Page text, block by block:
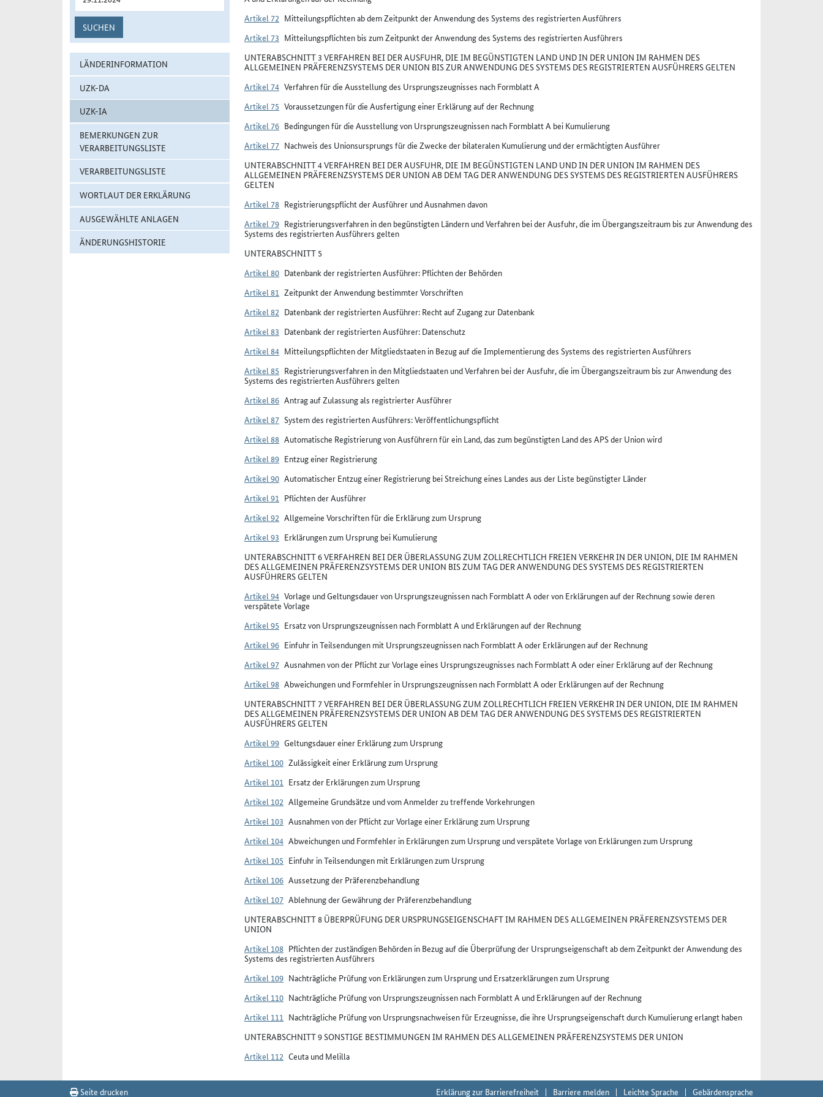
SUCHEN
LÄNDERINFORMATION
UZK-DA
UZK-IA
BEMERKUNGEN ZUR
VERARBEITUNGSLISTE
VERARBEITUNGSLISTE
WORTLAUT DER ERKLÄRUNG
AUSGEWÄHLTE ANLAGEN
ÄNDERUNGSHISTORIE
Artikel 72 Mitteilungspflichten ab dem Zeitpunkt der Anwendung des Systems des registrierten Ausführers
Artikel 73 Mitteilungspflichten bis zum Zeitpunkt der Anwendung des Systems des registrierten Ausführers
UNTERABSCHNITT 3 VERFAHREN BEI DER AUSFUHR, DIE IM BEGÜNSTIGTEN LAND UND IN DER UNION IM RAHMEN DES
ALLGEMEINEN PRÄFERENZSYSTEMS DER UNION BIS ZUR ANWENDUNG DES SYSTEMS DES REGISTRIERTEN AUSFÜHRERS GELTEN
Artikel 74 Verfahren für die Ausstellung des Ursprungszeugnisses nach Formblatt A
Artikel 75 Voraussetzungen für die Ausfertigung einer Erklärung auf der Rechnung
Artikel 76 Bedingungen für die Ausstellung von Ursprungszeugnissen nach Formblatt A bei Kumulierung
Artikel 77 Nachweis des Unionsursprungs für die Zwecke der bilateralen Kumulierung und der ermächtigten Ausführer
UNTERABSCHNITT 4 VERFAHREN BEI DER AUSFUHR, DIE IM BEGÜNSTIGTEN LAND UND IN DER UNION IM RAHMEN DES
ALLGEMEINEN PRÄFERENZSYSTEMS DER UNION AB DEM TAG DER ANWENDUNG DES SYSTEMS DES REGISTRIERTEN AUSFÜHRERS
GELTEN
Artikel 78 Registrierungspflicht der Ausführer und Ausnahmen davon
Artikel 79 Registrierungsverfahren in den begünstigten Ländern und Verfahren bei der Ausfuhr, die im Übergangszeitraum bis zur Anwendung des
Systems des registrierten Ausführers gelten
UNTERABSCHNITT 5
Artikel 80 Datenbank der registrierten Ausführer: Pflichten der Behörden
Artikel 81 Zeitpunkt der Anwendung bestimmter Vorschriften
Artikel 82 Datenbank der registrierten Ausführer: Recht auf Zugang zur Datenbank
Artikel 83 Datenbank der registrierten Ausführer: Datenschutz
Artikel 84 Mitteilungspflichten der Mitgliedstaaten in Bezug auf die Implementierung des Systems des registrierten Ausführers
Artikel 85 Registrierungsverfahren in den Mitgliedstaaten und Verfahren bei der Ausfuhr, die im Übergangszeitraum bis zur Anwendung des
Systems des registrierten Ausführers gelten
Artikel 86 Antrag auf Zulassung als registrierter Ausführer
Artikel 87 System des registrierten Ausführers: Veröffentlichungspflicht
Artikel 88 Automatische Registrierung von Ausführern für ein Land, das zum begünstigten Land des APS der Union wird
Artikel 89 Entzug einer Registrierung
Artikel 90 Automatischer Entzug einer Registrierung bei Streichung eines Landes aus der Liste begünstigter Länder
Artikel 91 Pflichten der Ausführer
Artikel 92 Allgemeine Vorschriften für die Erklärung zum Ursprung
Artikel 93 Erklärungen zum Ursprung bei Kumulierung
UNTERABSCHNITT 6 VERFAHREN BEI DER ÜBERLASSUNG ZUM ZOLLRECHTLICH FREIEN VERKEHR IN DER UNION, DIE IM RAHMEN
DES ALLGEMEINEN PRÄFERENZSYSTEMS DER UNION BIS ZUM TAG DER ANWENDUNG DES SYSTEMS DES REGISTRIERTEN
AUSFÜHRERS GELTEN
Artikel 94 Vorlage und Geltungsdauer von Ursprungszeugnissen nach Formblatt A oder von Erklärungen auf der Rechnung sowie deren
verspätete Vorlage
Artikel 95 Ersatz von Ursprungszeugnissen nach Formblatt A und Erklärungen auf der Rechnung
Artikel 96 Einfuhr in Teilsendungen mit Ursprungszeugnissen nach Formblatt A oder Erklärungen auf der Rechnung
Artikel 97 Ausnahmen von der Pflicht zur Vorlage eines Ursprungszeugnisses nach Formblatt A oder einer Erklärung auf der Rechnung
Artikel 98 Abweichungen und Formfehler in Ursprungszeugnissen nach Formblatt A oder Erklärungen auf der Rechnung
UNTERABSCHNITT 7 VERFAHREN BEI DER ÜBERLASSUNG ZUM ZOLLRECHTLICH FREIEN VERKEHR IN DER UNION, DIE IM RAHMEN
DES ALLGEMEINEN PRÄFERENZSYSTEMS DER UNION AB DEM TAG DER ANWENDUNG DES SYSTEMS DES REGISTRIERTEN
AUSFÜHRERS GELTEN
Artikel 99 Geltungsdauer einer Erklärung zum Ursprung
Artikel 100 Zulässigkeit einer Erklärung zum Ursprung
Artikel 101 Ersatz der Erklärungen zum Ursprung
Artikel 102 Allgemeine Grundsätze und vom Anmelder zu treffende Vorkehrungen
Artikel 103 Ausnahmen von der Pflicht zur Vorlage einer Erklärung zum Ursprung
Artikel 104 Abweichungen und Formfehler in Erklärungen zum Ursprung und verspätete Vorlage von Erklärungen zum Ursprung
Artikel 105 Einfuhr in Teilsendungen mit Erklärungen zum Ursprung
Artikel 106 Aussetzung der Präferenzbehandlung
Artikel 107 Ablehnung der Gewährung der Präferenzbehandlung
UNTERABSCHNITT 8 ÜBERPRÜFUNG DER URSPRUNGSEIGENSCHAFT IM RAHMEN DES ALLGEMEINEN PRÄFERENZSYSTEMS DER
UNION
Artikel 108 Pflichten der zuständigen Behörden in Bezug auf die Überprüfung der Ursprungseigenschaft ab dem Zeitpunkt der Anwendung des
Systems des registrierten Ausführers
Artikel 109 Nachträgliche Prüfung von Erklärungen zum Ursprung und Ersatzerklärungen zum Ursprung
Artikel 110 Nachträgliche Prüfung von Ursprungszeugnissen nach Formblatt A und Erklärungen auf der Rechnung
Artikel 111 Nachträgliche Prüfung von Ursprungsnachweisen für Erzeugnisse, die ihre Ursprungseigenschaft durch Kumulierung erlangt haben
UNTERABSCHNITT 9 SONSTIGE BESTIMMUNGEN IM RAHMEN DES ALLGEMEINEN PRÄFERENZSYSTEMS DER UNION
Artikel 112 Ceuta und Melilla
Seite drucken Erklärung zur Barrierefreiheit Barriere melden Leichte Sprache Gebärdensprache